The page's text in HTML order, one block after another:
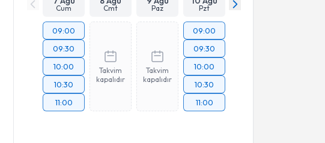
Cum Cmt Paz Pzt
09:00
09:30
10:00
10:30
11:00
Takvim
kapalıdır
Takvim
kapalıdır
09:00
09:30
10:00
10:30
11:00